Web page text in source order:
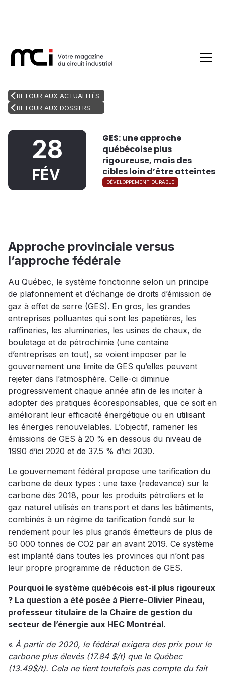
RETOUR AUX ACTUALITÉS
RETOUR AUX DOSSIERS
28
FÉV
GES: une approche
québécoise plus
rigoureuse, mais des
cibles loin d’être atteintes
DÉVELOPPEMENT DURABLE
Approche provinciale versus
l’approche fédérale
Au Québec, le système fonctionne selon un principe
de plafonnement et d’échange de droits d’émission de
gaz à effet de serre (GES). En gros, les grandes
entreprises polluantes qui sont les papetières, les
raffineries, les alumineries, les usines de chaux, de
bouletage et de pétrochimie (une centaine
d’entreprises en tout), se voient imposer par le
gouvernement une limite de GES qu’elles peuvent
rejeter dans l’atmosphère. Celle-ci diminue
progressivement chaque année afin de les inciter à
adopter des pratiques écoresponsables, que ce soit en
améliorant leur efficacité énergétique ou en utilisant
les énergies renouvelables. L’objectif, ramener les
émissions de GES à 20 % en dessous du niveau de
1990 d’ici 2020 et de 37.5 % d’ici 2030.
Le gouvernement fédéral propose une tarification du
carbone de deux types : une taxe (redevance) sur le
carbone dès 2018, pour les produits pétroliers et le
gaz naturel utilisés en transport et dans les bâtiments,
combinés à un régime de tarification fondé sur le
rendement pour les plus grands émetteurs de plus de
50 000 tonnes de CO2 par an avant 2019. Ce système
est implanté dans toutes les provinces qui n’ont pas
leur propre programme de réduction de GES.
Pourquoi le système québécois est-il plus rigoureux
? La question a été posée à Pierre-Olivier Pineau,
professeur titulaire de la Chaire de gestion du
secteur de l’énergie aux HEC Montréal.
« À partir de 2020, le fédéral exigera des prix pour le
carbone plus élevés (17.84 $/t) que le Québec
(13.49$/t). Cela ne tient toutefois pas compte du fait